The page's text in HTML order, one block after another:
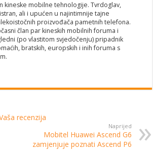
kineske mobilne tehnologije. Tvrdoglav,
ali i upućen u najintimnije tajne
proizvođača pametnih telefona.
član par kineskih mobilnih foruma i
(po vlastitom svjedočenju) pripadnik
bratskih, europskih i inih foruma s
recenzija
Naprijed
Mobitel Huawei Ascend G6
zamjenjuje poznati Ascend P6